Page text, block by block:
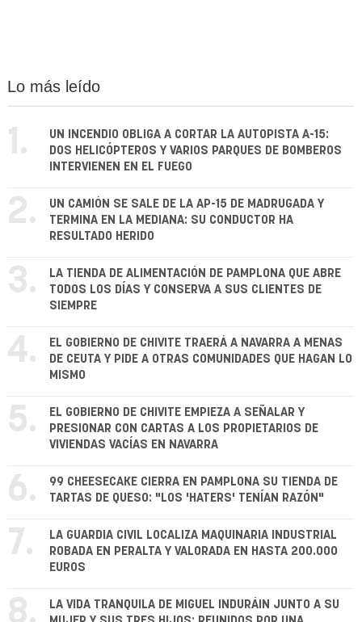
Lo más leído
1.
UN INCENDIO OBLIGA A CORTAR LA AUTOPISTA A-15:
DOS HELICÓPTEROS Y VARIOS PARQUES DE BOMBEROS
INTERVIENEN EN EL FUEGO
2.
UN CAMIÓN SE SALE DE LA AP-15 DE MADRUGADA Y
TERMINA EN LA MEDIANA: SU CONDUCTOR HA
RESULTADO HERIDO
3.
LA TIENDA DE ALIMENTACIÓN DE PAMPLONA QUE ABRE
TODOS LOS DÍAS Y CONSERVA A SUS CLIENTES DE
SIEMPRE
4.
EL GOBIERNO DE CHIVITE TRAERÁ A NAVARRA A MENAS
DE CEUTA Y PIDE A OTRAS COMUNIDADES QUE HAGAN LO
MISMO
5.
EL GOBIERNO DE CHIVITE EMPIEZA A SEÑALAR Y
PRESIONAR CON CARTAS A LOS PROPIETARIOS DE
VIVIENDAS VACÍAS EN NAVARRA
6.
99 CHEESECAKE CIERRA EN PAMPLONA SU TIENDA DE
TARTAS DE QUESO: "LOS 'HATERS' TENÍAN RAZÓN"
7.
LA GUARDIA CIVIL LOCALIZA MAQUINARIA INDUSTRIAL
ROBADA EN PERALTA Y VALORADA EN HASTA 200.000
EUROS
8.
LA VIDA TRANQUILA DE MIGUEL INDURÁIN JUNTO A SU